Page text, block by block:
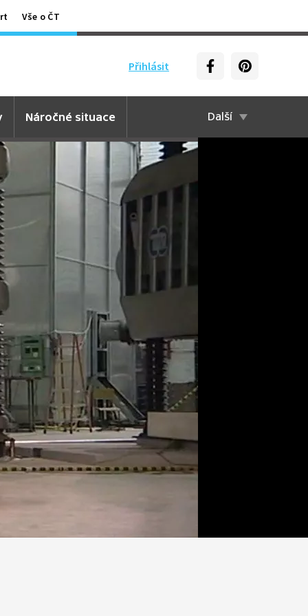
Vše o ČT
Přihlásit
Náročné situace Další